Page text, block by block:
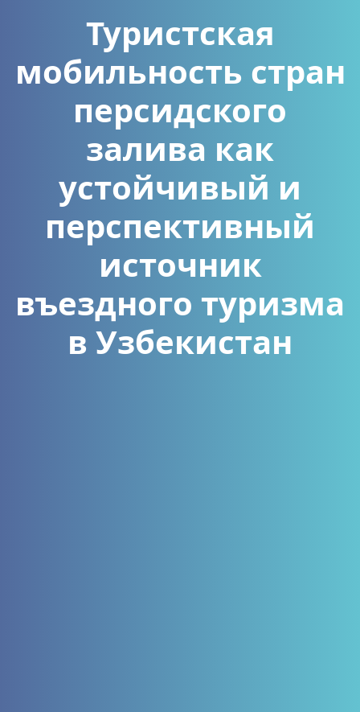
Туристская
мобильность стран
персидского
залива как
устойчивый и
перспективный
источник
въездного туризма
в Узбекистан